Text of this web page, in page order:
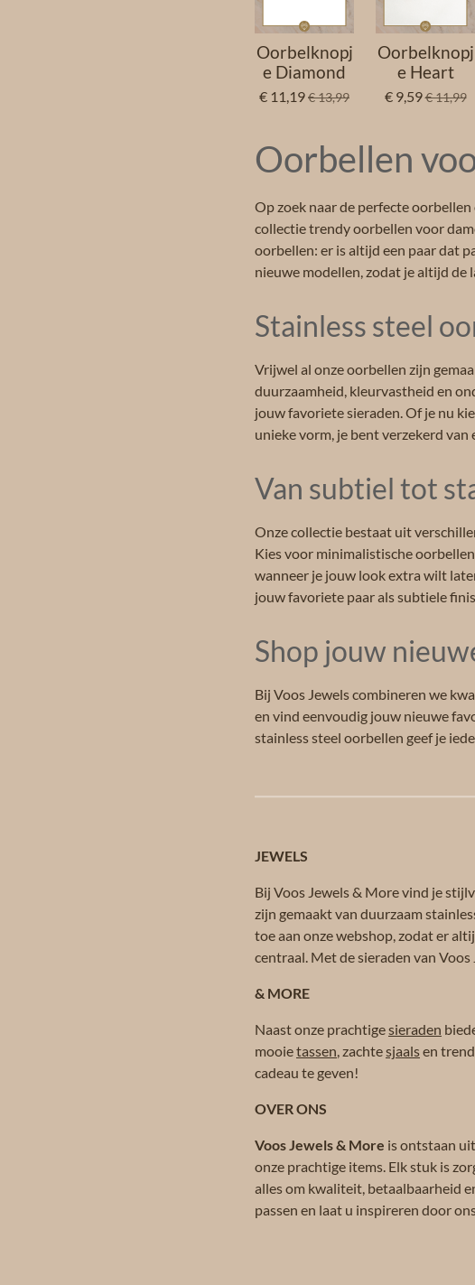
Oorbelknopj
e Diamond
€ 11,19€ 13,99
Oorbelknopj
e Heart
€ 9,59€ 11,99
Oorbellen
Op zoek naar de perfecte
collectie trendy oorbellen voor
oorbellen: er is altijd een paar dat
nieuwe modellen, zodat je altijd de
Stainless steel
Vrijwel al onze oorbellen zijn
duurzaamheid, kleurvastheid en
jouw favoriete sieraden. Of je nu
unieke vorm, je bent verzekerd
Van subtiel tot
Onze collectie bestaat uit
Kies voor minimalistische
wanneer je jouw look extra wilt
jouw favoriete paar als subtiele
Shop jouw
Bij Voos Jewels combineren we
en vind eenvoudig jouw nieuwe
stainless steel oorbellen geef je
JEWELS
Bij Voos Jewels & More vind je
zijn gemaakt van duurzaam
toe aan onze webshop, zodat er
centraal. Met de sieraden van
& MORE
Naast onze prachtigesieraden
mooietassen, zachtesjaalsen
cadeau te geven!
OVER ONS
Voos Jewels & More is ontstaan
onze prachtige items. Elk stuk is
alles om kwaliteit, betaalbaarheid
passen en laat u inspireren door